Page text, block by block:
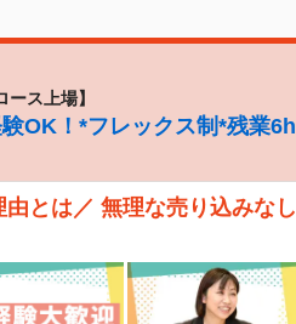
ス上場】
OK！*フレックス制*残業6h
とは／ 無理な売り込みなし